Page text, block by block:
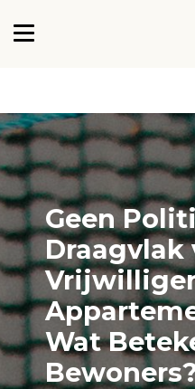
Geen
Draagvlak
Wat